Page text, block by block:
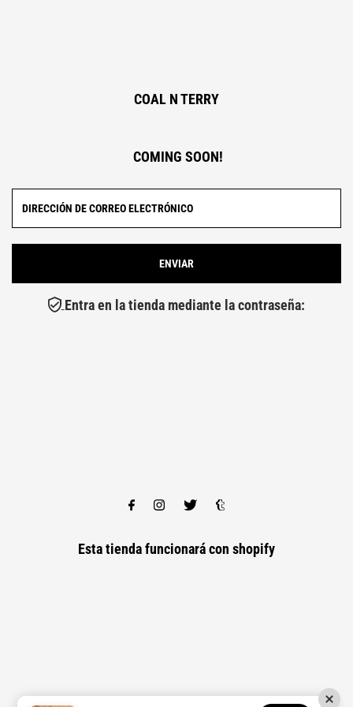
COAL N TERRY
COMING SOON!
Entra en la tienda mediante la contraseña:
Esta tienda funcionará con shopify